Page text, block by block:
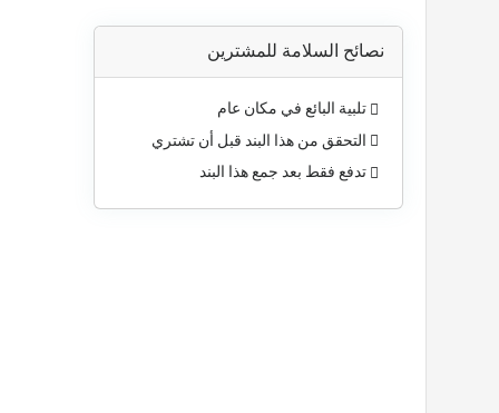
نصائح السلامة للمشترين
تلبية البائع في مكان عام
التحقق من هذا البند قبل أن تشتري
تدفع فقط بعد جمع هذا البند